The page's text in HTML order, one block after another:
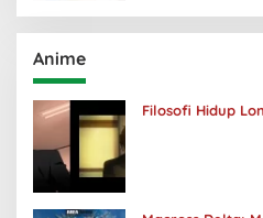
Anime
Filosofi Hidup